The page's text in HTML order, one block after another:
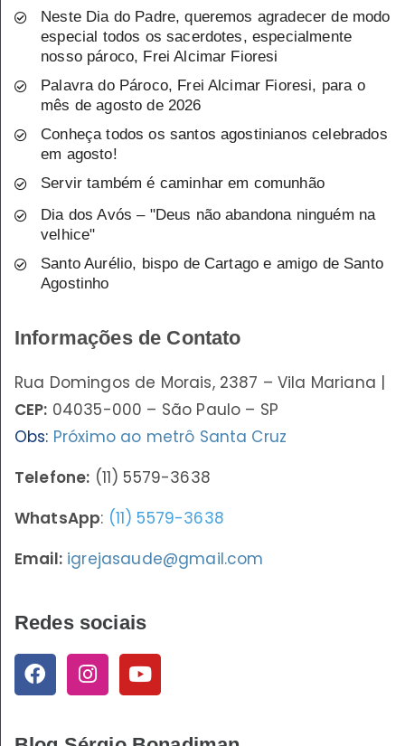
Neste Dia do Padre, queremos agradecer de modo
especial todos os sacerdotes, especialmente
nosso pároco, Frei Alcimar Fioresi
Palavra do Pároco, Frei Alcimar Fioresi, para o
mês de agosto de 2026
Conheça todos os santos agostinianos celebrados
em agosto!
Servir também é caminhar em comunhão
Dia dos Avós – "Deus não abandona ninguém na
velhice"
Santo Aurélio, bispo de Cartago e amigo de Santo
Agostinho
Informações de Contato
Rua Domingos de Morais, 2387 – Vila Mariana |
CEP: 04035-000 – São Paulo – SP
Obs: Próximo ao metrô Santa Cruz
Telefone: (11) 5579-3638
WhatsApp: (11) 5579-3638
Email: igrejasaude@gmail.com
Redes sociais